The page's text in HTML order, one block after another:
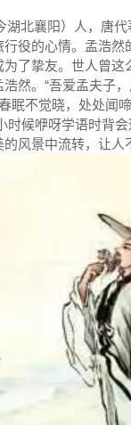
湖北襄阳）人，唐
役的心情。孟浩然
了挚友。世人曾这
然。“吾爱孟夫子
眠不觉晓，处处闻
候咿呀学语时背
风景中流转，让人